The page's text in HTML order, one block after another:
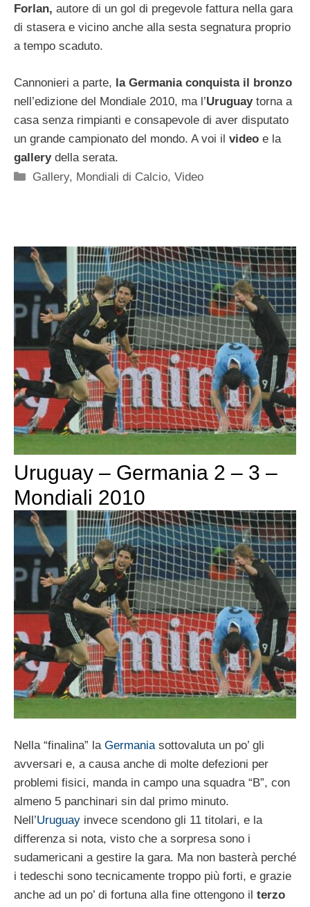
Forlan, autore di un gol di pregevole fattura nella gara
di stasera e vicino anche alla sesta segnatura proprio
a tempo scaduto.
Cannonieri a parte, la Germania conquista il bronzo
nell’edizione del Mondiale 2010, ma l’Uruguaytorna a
casa senza rimpianti e consapevole di aver disputato
un grande campionato del mondo. A voi il video e la
gallerydella serata.
Categorie
Gallery, Mondiali di Calcio,Video
Uruguay – Germania 2 – 3 –
Mondiali 2010
Nella “finalina” la Germaniasottovaluta un po’ gli
avversari e, a causa anche di molte defezioni per
problemi fisici, manda in campo una squadra “B”, con
almeno 5 panchinari sin dal primo minuto.
Nell’Uruguay invece scendono gli 11 titolari, e la
differenza si nota, visto che a sorpresa sono i
sudamericani a gestire la gara. Ma non basterà perché
i tedeschi sono tecnicamente troppo più forti, e grazie
anche ad un po’ di fortuna alla fine ottengono il terzo